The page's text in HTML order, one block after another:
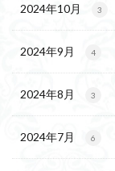
2024年10月 3
2024年9月 4
2024年8月 3
2024年7月 6